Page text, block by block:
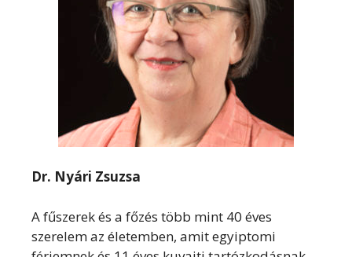
Dr. Nyári Zsuzsa
A fűszerek és a főzés több mint 40 éves
szerelem az életemben, amit egyiptomi